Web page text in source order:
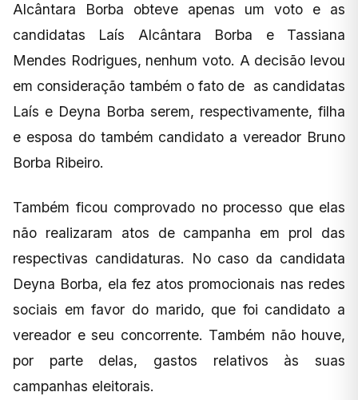
Alcântara Borba obteve apenas um voto e as
candidatas Laís Alcântara Borba e Tassiana
Mendes Rodrigues, nenhum voto. A decisão levou
em consideração também o fato de as candidatas
Laís e Deyna Borba serem, respectivamente, filha
e esposa do também candidato a vereador Bruno
Borba Ribeiro.
Também ficou comprovado no processo que elas
não realizaram atos de campanha em prol das
respectivas candidaturas. No caso da candidata
Deyna Borba, ela fez atos promocionais nas redes
sociais em favor do marido, que foi candidato a
vereador e seu concorrente. Também não houve,
por parte delas, gastos relativos às suas
campanhas eleitorais.